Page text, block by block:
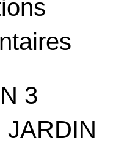
3
JARDIN